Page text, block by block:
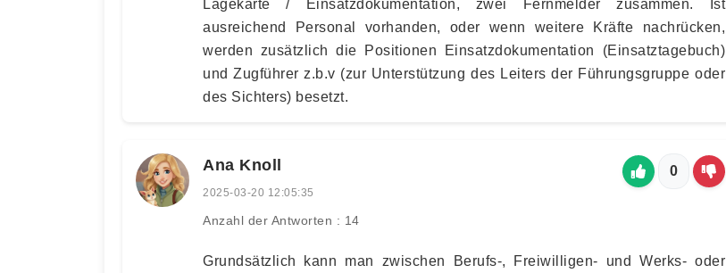
Lagekarte / Einsatzdokumentation, zwei Fernmelder zusammen. Ist
ausreichend Personal vorhanden, oder wenn weitere Kräfte nachrücken,
werden zusätzlich die Positionen Einsatzdokumentation (Einsatztagebuch)
und Zugführer z.b.v (zur Unterstützung des Leiters der Führungsgruppe oder
des Sichters) besetzt.
Ana Knoll
2025-03-20 12:05:35
Anzahl der Antworten : 14
0
Grundsätzlich kann man zwischen Berufs-, Freiwilligen- und Werks- oder